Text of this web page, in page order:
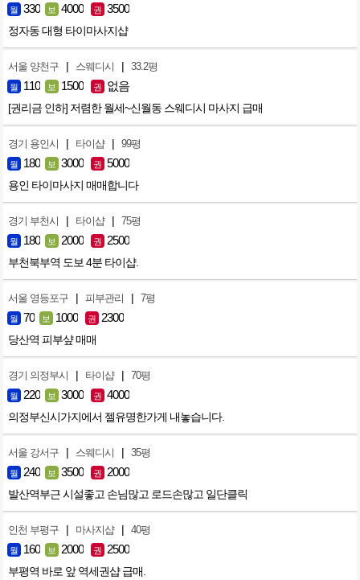
월 330 보 4000 권 3500
정자동 대형 타이마사지샵
서울 양천구 | 스웨디시 | 33.2평
월 110 보 1500 권 없음
[권리금 인하] 저렴한 월세~신월동 스웨디시 마사지 급매
경기 용인시 | 타이샵 | 99평
월 180 보 3000 권 5000
용인 타이마사지 매매합니다
경기 부천시 | 타이샵 | 75평
월 180 보 2000 권 2500
부천북부역 도보 4분 타이샵.
서울 영등포구 | 피부관리 | 7평
월 70 보 1000 권 2300
당산역 피부샾 매매
경기 의정부시 | 타이샵 | 70평
월 220 보 3000 권 4000
의정부신시가지에서 젤유명한가게 내놓습니다.
서울 강서구 | 스웨디시 | 35평
월 240 보 3500 권 2000
발산역부근 시설좋고 손님많고 로드손많고 일단클릭
인천 부평구 | 마사지샵 | 40평
월 160 보 2000 권 2500
부평역 바로 앞 역세권샵 급매.